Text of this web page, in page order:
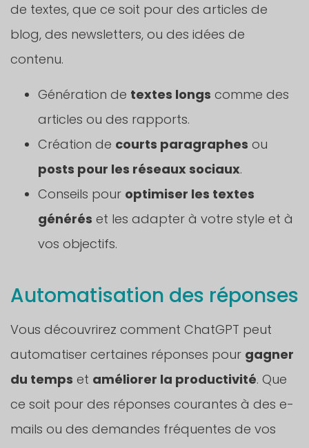
de textes, que ce soit pour des articles de
blog, des newsletters, ou des idées de
contenu.
Génération de textes longs comme des
articles ou des rapports.
Création de courts paragraphes ou
posts pour les réseaux sociaux.
Conseils pour optimiser les textes
générés et les adapter à votre style et à
vos objectifs.
Automatisation des réponses
Vous découvrirez comment ChatGPT peut
automatiser certaines réponses pour gagner
du temps et améliorer la productivité. Que
ce soit pour des réponses courantes à des e-
mails ou des demandes fréquentes de vos